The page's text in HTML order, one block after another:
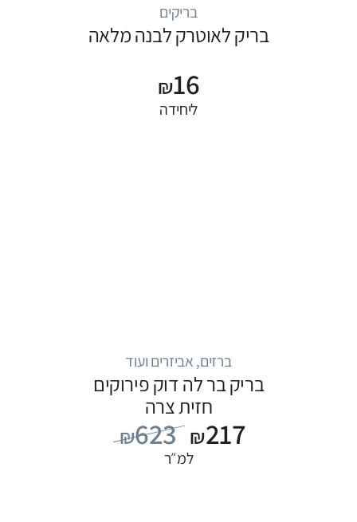
בריקים
בריק לאוטרק לבנה מלאה
₪16
ליחידה
ברזים, אביזרים ועוד
בריק בר לה דוק פירוקים
חזית צרה
₪623 ₪217
למ״ר